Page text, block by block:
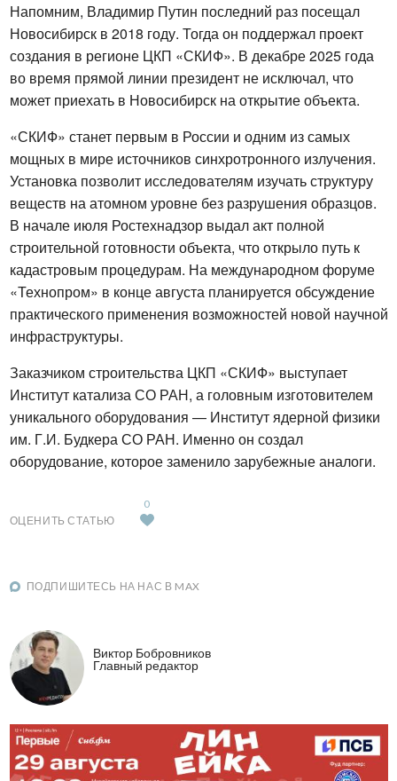
Напомним, Владимир Путин последний раз посещал
Новосибирск в 2018 году. Тогда он поддержал проект
создания в регионе ЦКП «СКИФ». В декабре 2025 года
во время прямой линии президент не исключал, что
может приехать в Новосибирск на открытие объекта.
«СКИФ» станет первым в России и одним из самых
мощных в мире источников синхротронного излучения.
Установка позволит исследователям изучать структуру
веществ на атомном уровне без разрушения образцов.
В начале июля Ростехнадзор выдал акт полной
строительной готовности объекта, что открыло путь к
кадастровым процедурам. На международном форуме
«Технопром» в конце августа планируется обсуждение
практического применения возможностей новой научной
инфраструктуры.
Заказчиком строительства ЦКП «СКИФ» выступает
Институт катализа СО РАН, а головным изготовителем
уникального оборудования — Институт ядерной физики
им. Г.И. Будкера СО РАН. Именно он создал
оборудование, которое заменило зарубежные аналоги.
ОЦЕНИТЬ СТАТЬЮ
0
ПОДПИШИТЕСЬ НА НАС В MAX
Виктор Бобровников
Главный редактор